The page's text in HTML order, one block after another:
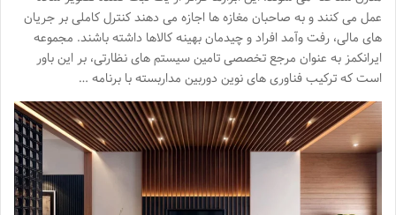
عمل می کنند و به صاحبان مغازه ها اجازه می دهند کنترل کاملی بر جریان
های مالی، رفت وآمد افراد و چیدمان بهینه کالاها داشته باشند. مجموعه
ایرانکمز به عنوان مرجع تخصصی تامین سیستم های نظارتی، بر این باور
است که ترکیب فناوری های نوین دوربین مداربسته با برنامه …